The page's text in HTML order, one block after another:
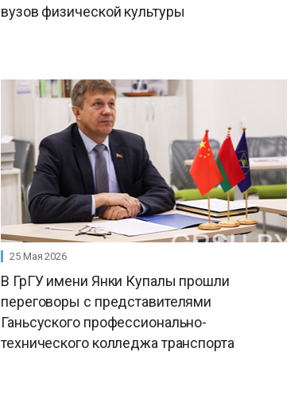
вузов физической культуры
25 Мая 2026
В ГрГУ имени Янки Купалы прошли
переговоры с представителями
Ганьсуского профессионально-
технического колледжа транспорта